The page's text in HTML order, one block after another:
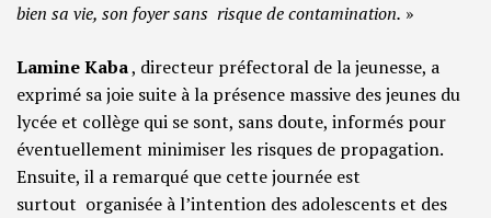
bien sa vie, son foyer sans risque de contamination. »
Lamine Kaba, directeur préfectoral de la jeunesse, a
exprimé sa joie suite à la présence massive des jeunes du
lycée et collège qui se sont, sans doute, informés pour
éventuellement minimiser les risques de propagation.
Ensuite, il a remarqué que cette journée est
surtout organisée à l’intention des adolescents et des